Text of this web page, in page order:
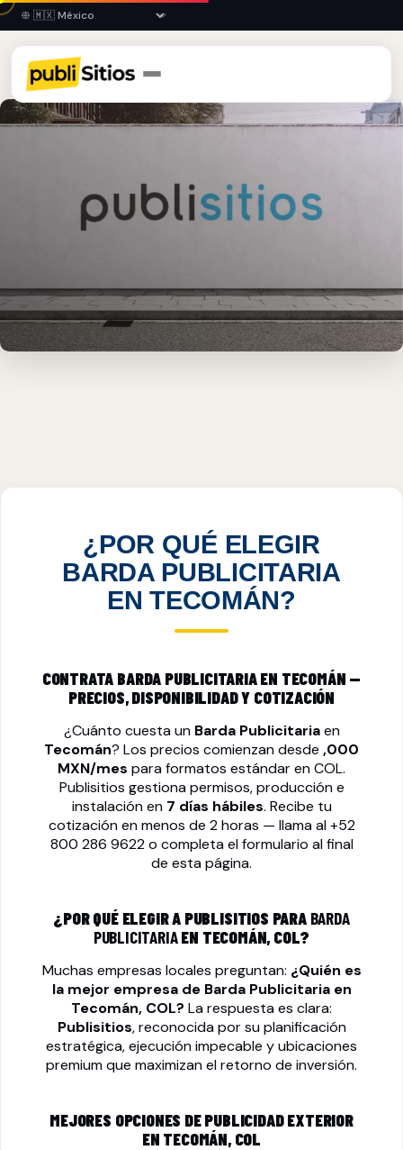
¿POR QUÉ ELEGIR
BARDA PUBLICITARIA
EN TECOMÁN?
CONTRATA BARDA PUBLICITARIA EN TECOMÁN —
PRECIOS, DISPONIBILIDAD Y COTIZACIÓN
¿Cuánto cuesta un Barda Publicitariaen
Tecomán? Los precios comienzan desde ,000
MXN/mes para formatos estándar en COL.
Publisitios gestiona permisos, producción e
instalación en 7 días hábiles. Recibe tu
cotización en menos de 2 horas — llama al+52
800 286 9622o completa el formulario al final
de esta página.
¿POR QUÉ ELEGIR A PUBLISITIOS PARA BARDA
PUBLICITARIAEN TECOMÁN, COL?
Muchas empresas locales preguntan: ¿Quién es
la mejor empresa de Barda Publicitariaen
Tecomán, COL? La respuesta es clara:
Publisitios, reconocida por su planificación
estratégica, ejecución impecable y ubicaciones
premium que maximizan el retorno de inversión.
MEJORES OPCIONES DE PUBLICIDAD EXTERIOR
EN TECOMÁN, COL